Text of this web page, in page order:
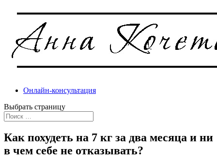
Онлайн-консультация
Выбрать страницу
Как похудеть на 7 кг за два месяца и ни
в чем себе не отказывать?